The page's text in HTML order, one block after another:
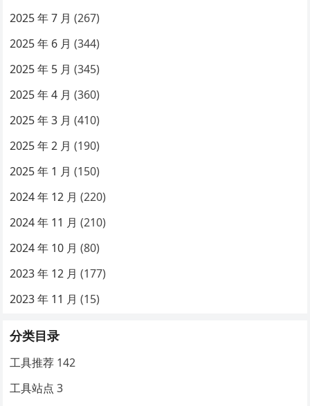
2025 年 7 月 (267)
2025 年 6 月 (344)
2025 年 5 月 (345)
2025 年 4 月 (360)
2025 年 3 月 (410)
2025 年 2 月 (190)
2025 年 1 月 (150)
2024 年 12 月 (220)
2024 年 11 月 (210)
2024 年 10 月 (80)
2023 年 12 月 (177)
2023 年 11 月 (15)
分类目录
工具推荐 142
工具站点 3